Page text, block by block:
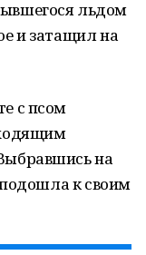
льдом
и затащил на
с псом
на
подошла к своим